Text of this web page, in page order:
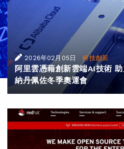
2026年02月05日 |科技創新
阿里雲憑藉創新雲端AI技術
納丹佩佐冬季奧運會